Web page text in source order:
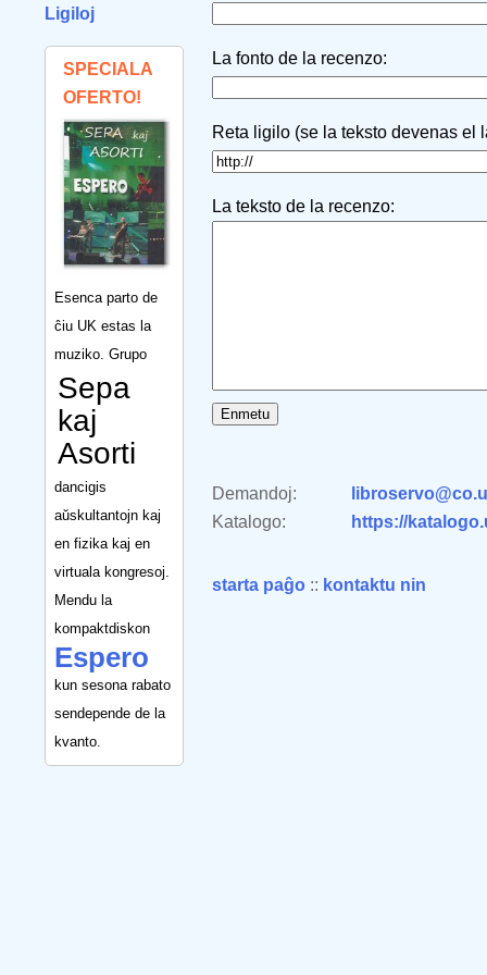
Ligiloj
SPECIALA
OFERTO!
Esenca parto de
ĉiu UK estas la
muziko. Grupo
Sepa
kaj
Asorti
dancigis
aŭskultantojn kaj
en fizika kaj en
virtuala kongresoj.
Mendu la
kompaktdiskon
Espero
kun sesona rabato
sendepende de la
kvanto.
La fonto de la recenzo:
Reta ligilo (se la teksto devenas el
La teksto de la recenzo:
Demandoj:
Katalogo:
https://
starta paĝo :: kontaktu nin